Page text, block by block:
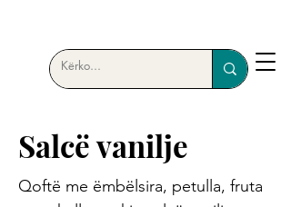
Salcë vanilje
Qoftë me ëmbëlsira, petulla, fruta